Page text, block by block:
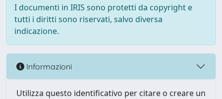
I documenti in IRIS sono protetti da copyright e
tutti i diritti sono riservati, salvo diversa
indicazione.
Informazioni
Utilizza questo identificativo per citare o creare un